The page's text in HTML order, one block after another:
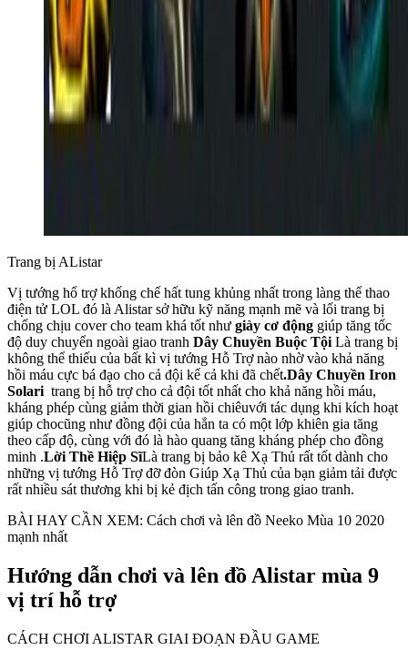
Trang bị AListar
Vị tướng hổ trợ khống chế hất tung khủng nhất trong làng thể thao
điện tử LOL đó là Alistar sở hữu kỹ năng mạnh mẽ và lối trang bị
chống chịu cover cho team khá tốt như giày cơ động giúp tăng tốc
độ duy chuyển ngoài giao tranh Dây Chuyền Buộc Tội Là trang bị
không thể thiếu của bất kì vị tướng Hỗ Trợ nào nhờ vào khả năng
hồi máu cực bá đạo cho cả đội kể cả khi đã chết.Dây Chuyền Iron
Solari trang bị hỗ trợ cho cả đội tốt nhất cho khả năng hồi máu,
kháng phép cùng giảm thời gian hồi chiêuvới tác dụng khi kích hoạt
giúp chocũng như đồng đội của hắn ta có một lớp khiên gia tăng
theo cấp độ, cùng với đó là hào quang tăng kháng phép cho đồng
minh .Lời Thề Hiệp SĩLà trang bị bảo kê Xạ Thủ rất tốt dành cho
những vị tướng Hỗ Trợ đỡ đòn Giúp Xạ Thủ của bạn giảm tải được
rất nhiều sát thương khi bị kẻ địch tấn công trong giao tranh.
BÀI HAY CẦN XEM: Cách chơi và lên đồ Neeko Mùa 10 2020
mạnh nhất
Hướng dẫn chơi và lên đồ Alistar mùa 9
vị trí hỗ trợ
CÁCH CHƠI ALISTAR GIAI ĐOẠN ĐẦU GAME